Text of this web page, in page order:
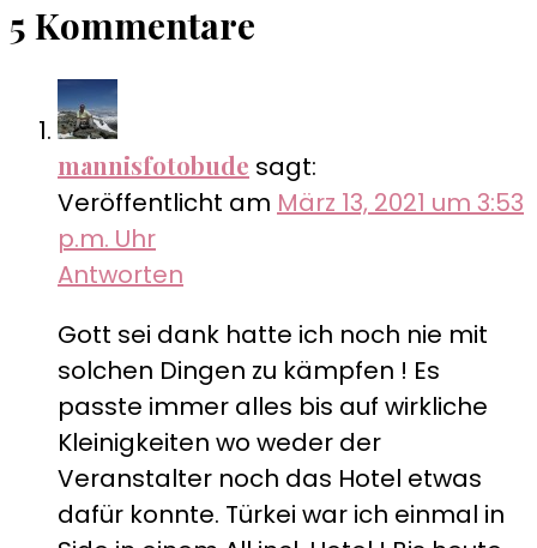
5 Kommentare
mannisfotobude sagt:
Veröffentlicht am März 13, 2021 um 3:53
p.m. Uhr
Antworten
Gott sei dank hatte ich noch nie mit
solchen Dingen zu kämpfen ! Es
passte immer alles bis auf wirkliche
Kleinigkeiten wo weder der
Veranstalter noch das Hotel etwas
dafür konnte. Türkei war ich einmal in